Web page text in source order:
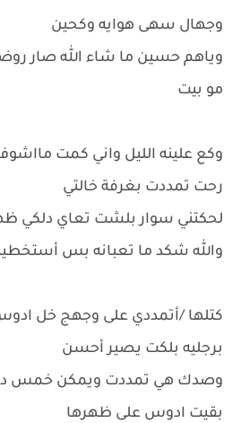
وجهال سهى هوايه وكحين
وياهم حسين ما شاء الله صار
مو بيت
وكع علينه الليل واني كمت
رحت تمددت بغرفة خالتي
لحكتني سوار بلشت تعاي دلكي
والله شكد ما تعبانه بس
كتلها /أتمددي على وجهج خل
برجليه بلكت يصير أحسن
وصدك هي تمددت ويمكن خمس
بقيت ادوس على ظهرها